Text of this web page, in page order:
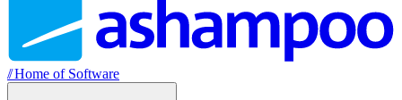
//Home of Software